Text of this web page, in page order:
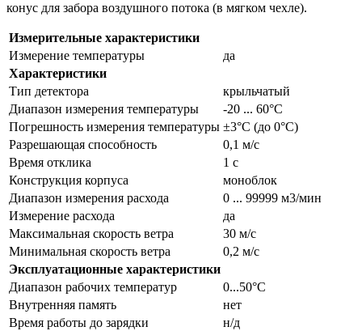
конус для забора воздушного потока (в мягком чехле).
Измерительные характеристики
Измерение температуры
да
Характеристики
Тип детектора
крыльчатый
Диапазон измерения температуры
-20 ... 60°С
Погрешность измерения температуры ±3°C (до 0°C)
Разрешающая способность
0,1 м/с
Время отклика
1 с
Конструкция корпуса
моноблок
Диапазон измерения расхода
0 ... 99999 м3/мин
Измерение расхода
да
Максимальная скорость ветра
30 м/с
Минимальная скорость ветра
0,2 м/с
Эксплуатационные характеристики
Диапазон рабочих температур
0...50°С
Внутренняя память
нет
Время работы до зарядки
н/д